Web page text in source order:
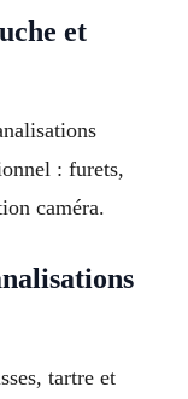
et
: furets,
caméra.
tartre et